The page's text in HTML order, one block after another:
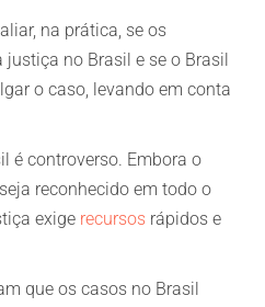
na prática, se os
justiça no Brasil e se o Brasil
o caso, levando em conta
é controverso. Embora o
reconhecido em todo o
exige recursos rápidos e
que os casos no Brasil